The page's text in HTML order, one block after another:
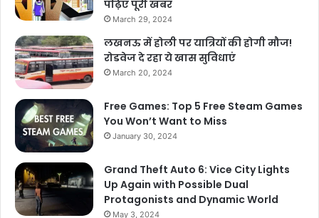
पढ़िए पूरी खबर
March 29, 2024
लखनऊ में होली पर यात्रियों की होगी मौज!
रोडवेज दे रहा ये खास सुविधाएं
March 20, 2024
Free Games: Top 5 Free Steam Games
You Won’t Want to Miss
January 30, 2024
Grand Theft Auto 6: Vice City Lights
Up Again with Possible Dual
Protagonists and Dynamic World
May 3, 2024